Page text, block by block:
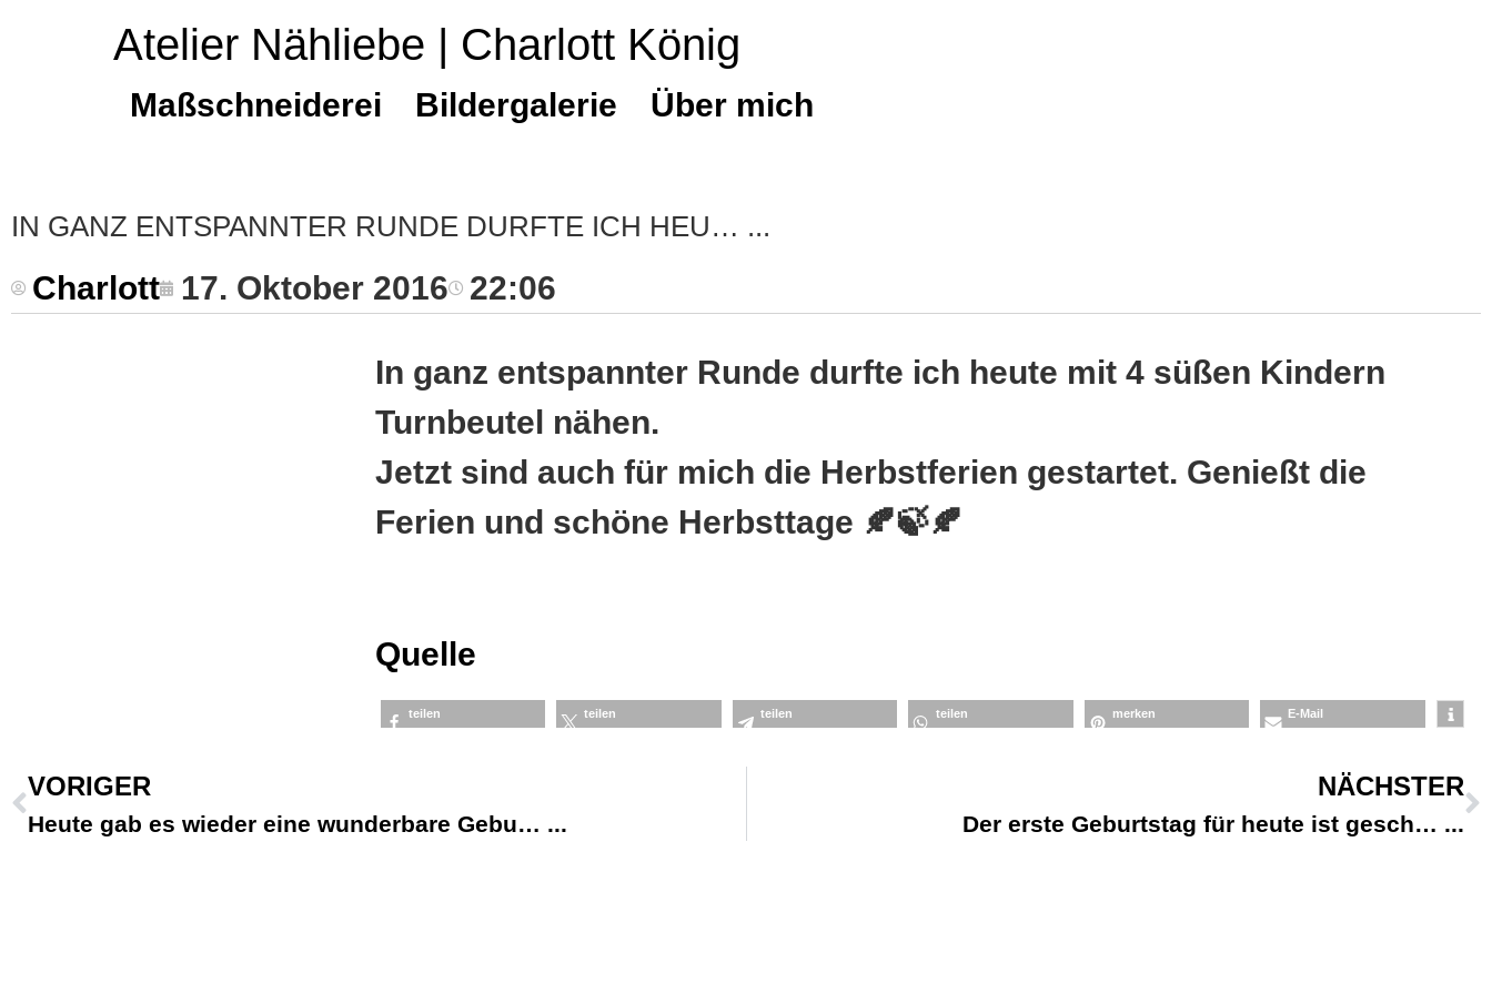
Atelier Nähliebe | Charlott König
Maßschneiderei Bildergalerie Über mich
IN GANZ ENTSPANNTER RUNDE DURFTE ICH HEU…
Charlott 17. Oktober 2016 22:06
In ganz entspannter Runde durfte ich heute mit 4 süßen Kindern
Turnbeutel nähen.
Jetzt sind auch für mich die Herbstferien gestartet. Genießt die
Ferien und schöne Herbsttage 🍂🍃🍂
Quelle
teilen teilen teilen teilen merken E-Mail
VORIGER
Heute gab es wieder eine wunderbare Gebu…
NÄCHSTER
Der erste Geburtstag für heute ist gesch…